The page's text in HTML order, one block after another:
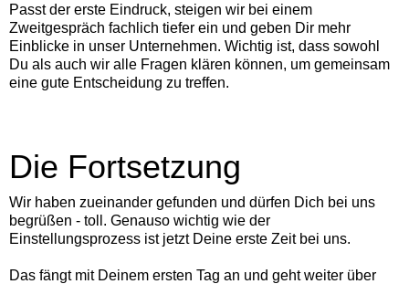
Passt der erste Eindruck, steigen wir bei einem
Zweitgespräch fachlich tiefer ein und geben Dir mehr
Einblicke in unser Unternehmen. Wichtig ist, dass sowohl
Du als auch wir alle Fragen klären können, um gemeinsam
eine gute Entscheidung zu treffen.
Die Fortsetzung
Wir haben zueinander gefunden und dürfen Dich bei uns
begrüßen - toll. Genauso wichtig wie der
Einstellungsprozess ist jetzt Deine erste Zeit bei uns.
Das fängt mit Deinem ersten Tag an und geht weiter über